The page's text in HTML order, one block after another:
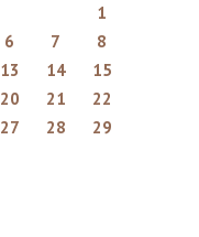
1
6 7
8
13 14
15
20 21
22
27 28
29